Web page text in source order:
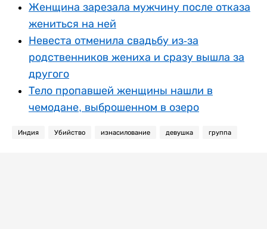
Женщина зарезала мужчину после отказа
жениться на ней
Невеста отменила свадьбу из-за
родственников жениха и сразу вышла за
другого
Тело пропавшей женщины нашли в
чемодане, выброшенном в озеро
Индия Убийство изнасилование девушка группа